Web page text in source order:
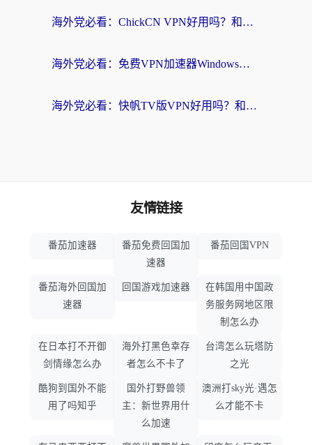
海外党必看：ChickCN VPN好用吗？和星河VPN对比哪个回国效果更好？附真实体验+避坑指南
海外党必看：免费VPN加速器Windows版怎么选？附真实测评与无缝访问国内资源指南
海外党必看：快帆TV版VPN好用吗？和hi龟龟VPN对比哪个回国效果更好？附免费加速器选择指南
友情链接
番茄加速器
番茄免费回国加
速器
番茄回国VPN
番茄海外回国加
速器
回国游戏加速器
在韩国用中国政
务服务网地区限
制怎么办
在日本打不开御
剑情缘怎么办
海外打黑色幸存
者怎么不卡了
台湾怎么玩塔防
之光
酷狗到国外不能
用了吗知乎
国外打野兽领
主：新世界用什
么加速
澳洲打sky光·遇怎
么才能不卡